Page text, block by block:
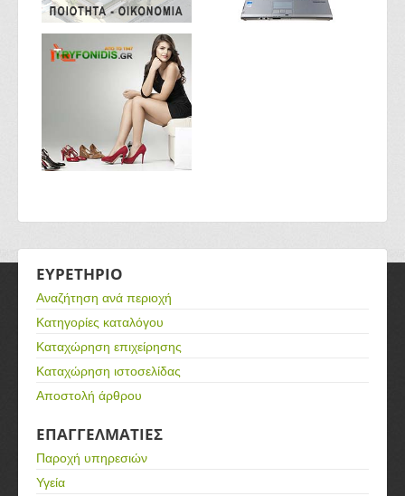
ΕΥΡΕΤΗΡΙΟ
Αναζήτηση ανά περιοχή
Κατηγορίες καταλόγου
Καταχώρηση επιχείρησης
Καταχώρηση ιστοσελίδας
Αποστολή άρθρου
ΕΠΑΓΓΕΛΜΑΤΙΕΣ
Παροχή υπηρεσιών
Υγεία